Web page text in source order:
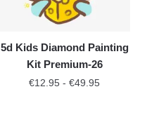
5d Kids Diamond Painting
Kit Premium-26
€12.95 - €49.95